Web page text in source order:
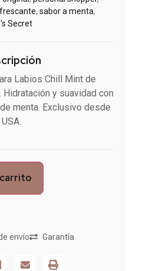
, sabor a menta,
Secret
Labios Chill Mint de
Hidratación y suavidad con
menta. Exclusivo desde
USA.
envío Garantía